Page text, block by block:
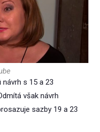
s 15 a 23
však návrh
sazby 19 a 23